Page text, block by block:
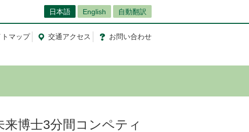
日本語 English 自動翻訳
トマップ 交通アクセス お問い合わせ
博士3分間コンペティ